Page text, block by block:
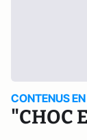
CONTENUS
"CHOC